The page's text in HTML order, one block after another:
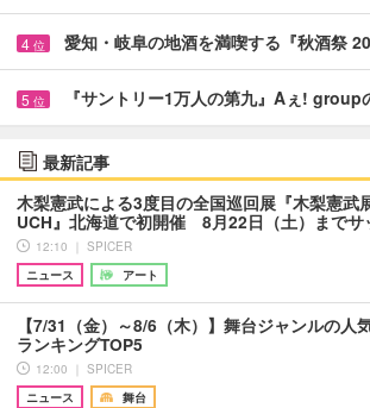
4 位 愛知・岐阜の地酒を満喫する『秋酒祭
5 位 『サントリー1万人の第九』Aぇ!
最新記事
木梨憲武による3度目の全国巡回展『木梨憲武
UCH』北海道で初開催 8月22日（土）まで
12:10 ｜ SPICER
ニュース
アート
【7/31（金）～8/6（木）】舞台ジャンルの人
ランキングTOP5
12:00 ｜ SPICER
ニュース
舞台